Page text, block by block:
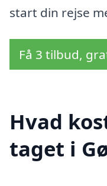
start din rejse
Få 3 tilbud,
Hvad
taget i